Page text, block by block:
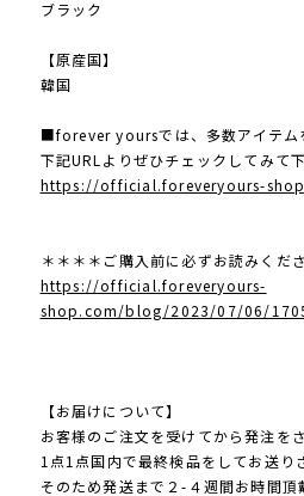
ブラック
【原産国】
韓国
■forever yoursでは、多数アイテム
下記URLよりぜひチェックしてみて
https://official.foreveryours-
＊＊＊＊ご購入前に必ずお読みくだ
https://official.foreveryours-
shop.com/blog/2023/07/06/
【お届けについて】
お客様のご注文を受けてから発注を
1点1点国内で最終検品をしてお送り
そのため発送まで２-４週間お時間頂